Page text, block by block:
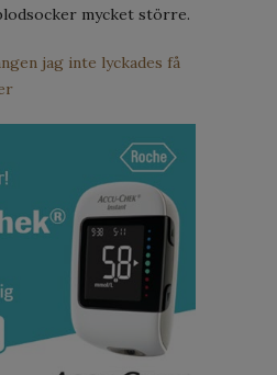
mycket större.
jag inte lyckades få